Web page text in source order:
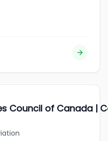
Council of Canada |